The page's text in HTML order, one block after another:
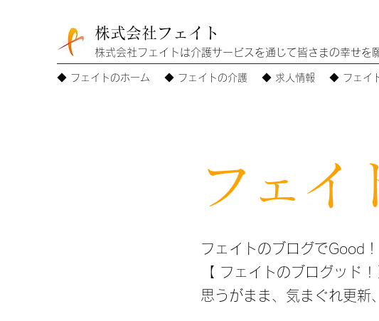
株式会社フェイト
株式会社フェイトは介護サービスを通じて皆さまの幸せを
◆ フェイトのホーム ◆ フェイトの介護 ◆ 求人情報 ◆ フェイ
フェイ
フェイトのブログでGood！
【 フェイトのブログッド !
思うがまま、気まぐれ更新